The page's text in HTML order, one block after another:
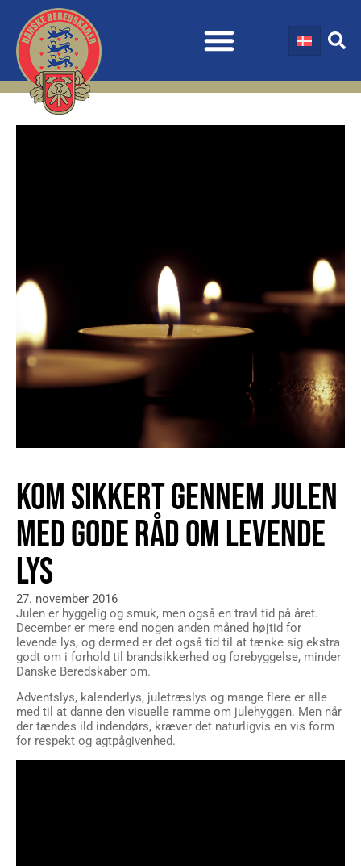
KOM SIKKERT GENNEM JULEN
MED GODE RÅD OM LEVENDE
LYS
27. november 2016
Julen er hyggelig og smuk, men også en travl tid på året.
December er mere end nogen anden måned højtid for
levende lys, og dermed er det også tid til at tænke sig ekstra
godt om i forhold til brandsikkerhed og forebyggelse, minder
Danske Beredskaber om.
Adventslys, kalenderlys, juletræslys og mange flere er alle
med til at danne den visuelle ramme om julehyggen. Men når
der tændes ild indendørs, kræver det naturligvis en vis form
for respekt og agtpågivenhed.